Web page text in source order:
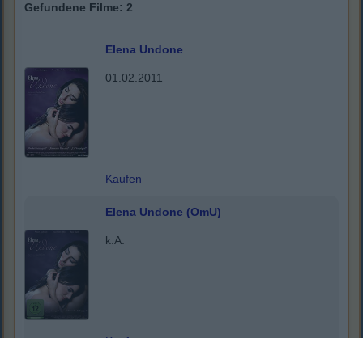
Gefundene Filme: 2
Elena Undone
01.02.2011
Kaufen
Elena Undone (OmU)
k.A.